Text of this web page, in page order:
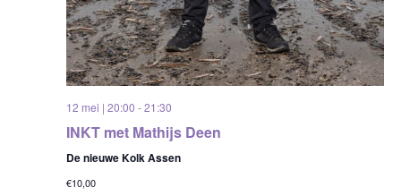
12 mei | 20:00 -21:30
INKT met Mathijs Deen
De nieuwe Kolk Assen
€10,00